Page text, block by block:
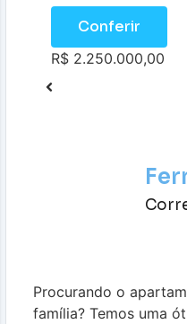
Conferir
R$ 2.250.000,00
Procurando o
família? Temos uma